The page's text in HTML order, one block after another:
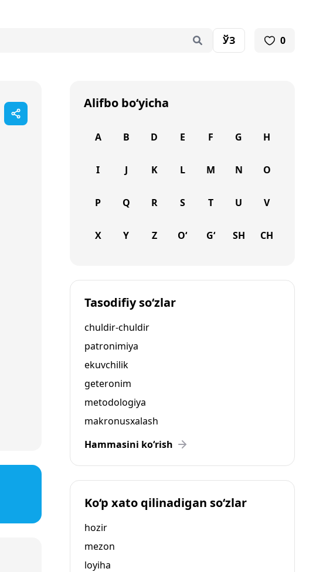
ЎЗ 0
Alifbo bo‘yicha
A B D E F G H
I J K L M N O
P Q R S T U V
X Y Z O‘ G‘ SH CH
Tasodifiy so‘zlar
chuldir-chuldir
patronimiya
ekuvchilik
geteronim
metodologiya
makronusxalash
Hammasini ko‘rish
Ko‘p xato qilinadigan so‘zlar
hozir
mezon
loyiha